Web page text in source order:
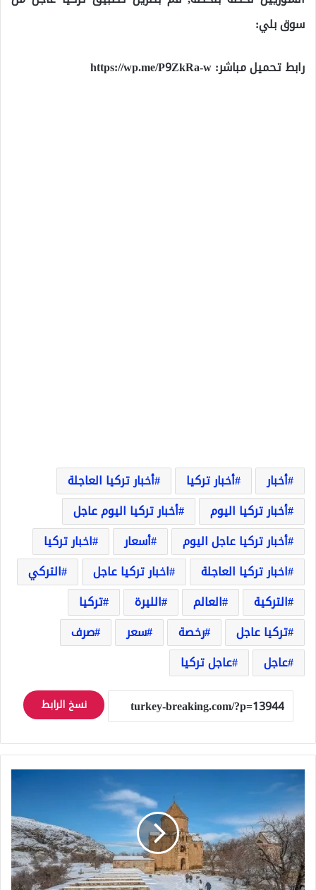
سوق بلي:
رابط تحميل مباشر:https://wp.me/P9ZkRa-w
أخبار أخبار تركيا
أخبار تركيا العاجلة
أخبار تركيا اليوم
أخبار تركيا اليوم عاجل
أخبار تركيا عاجل اليوم
أسعار
اخبار تركيا
اخبار تركيا العاجلة
اخبار تركيا عاجل
التركي
التركية
العالم الليرة
تركيا
تركيا عاجل
رخصة سعر
صرف
عاجل
عاجل تركيا
نسخ الرابط
أقدمار
التركية..
مقصد
للسياح
المحليين
والأجانب
(صور)